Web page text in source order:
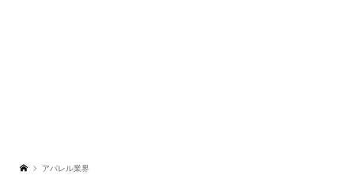
アパレル業界